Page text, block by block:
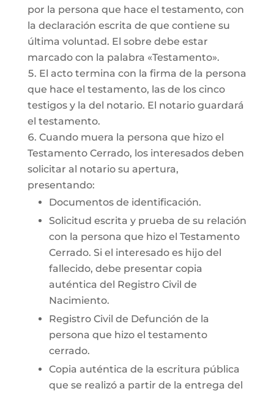
por la persona que hace el testamento, con
la declaración escrita de que contiene su
última voluntad. El sobre debe estar
marcado con la palabra «Testamento».
El acto termina con la firma de la persona
que hace el testamento, las de los cinco
testigos y la del notario. El notario guardará
el testamento.
Cuando muera la persona que hizo el
Testamento Cerrado, los interesados deben
solicitar al notario su apertura,
presentando:
Documentos de identificación.
Solicitud escrita y prueba de su relación
con la persona que hizo el Testamento
Cerrado. Si el interesado es hijo del
fallecido, debe presentar copia
auténtica del Registro Civil de
Nacimiento.
Registro Civil de Defunción de la
persona que hizo el testamento
cerrado.
Copia auténtica de la escritura pública
que se realizó a partir de la entrega del